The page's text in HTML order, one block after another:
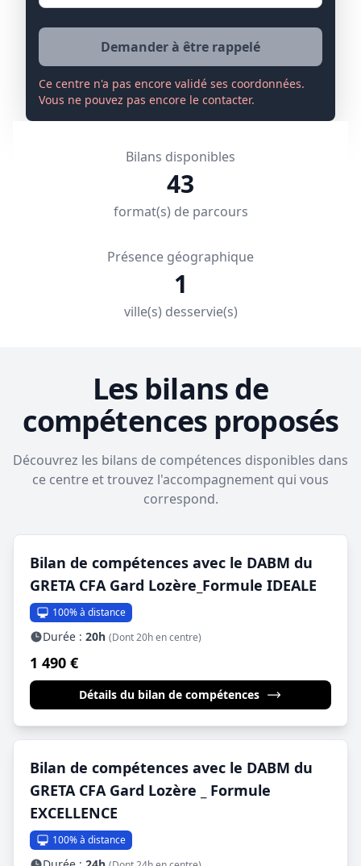
Demander à être rappelé
Ce centre n'a pas encore validé ses coordonnées.
Vous ne pouvez pas encore le contacter.
Bilans disponibles
43
format(s) de parcours
Présence géographique
1
ville(s) desservie(s)
Les bilans de
compétences proposés
Découvrez les bilans de compétences disponibles dans
ce centre et trouvez l'accompagnement qui vous
correspond.
Bilan de compétences avec le DABM du
GRETA CFA Gard Lozère_Formule IDEALE
100% à distance
Durée : 20h (Dont 20h en centre)
1 490 €
Détails du bilan de compétences
Bilan de compétences avec le DABM du
GRETA CFA Gard Lozère _ Formule
EXCELLENCE
100% à distance